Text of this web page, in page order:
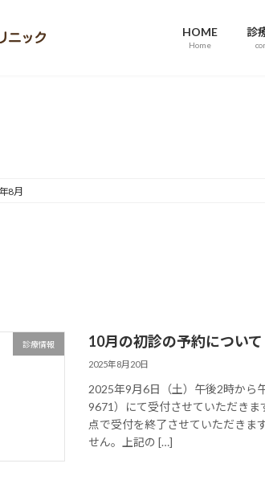
HOME
Home
診
8月
診療情報 10月の初診の予約について
2025年8月20日
2025年9月6日（土）午後2時から
9671）にて受付させていただき
点で受付を終了させていただきま
せん。上記の […]